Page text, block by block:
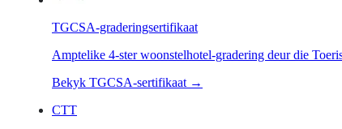
TGCSA-graderingsertifikaat
Amptelike 4-ster woonstelhotel-gradering deur die
Bekyk TGCSA-sertifikaat →
CTT